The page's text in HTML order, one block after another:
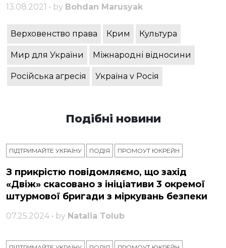
13.08.2021 • by Bohdan Marusyak
Верховенство права Крим Культура
Мир для України Міжнародні відносини
Російська агресія Україна v Росія
Подібні новини
ПІДТРИМАЙТЕ УКРАЇНУ ПОДІЯ ПРОМОУТ ЮКРЕЙН
З прикрістю повідомляємо, що захід
«Двіж» скасовано з ініціативи 3 окремої
штурмової бригади з міркувань безпеки
07.25.2024 • by Natalia Tolub